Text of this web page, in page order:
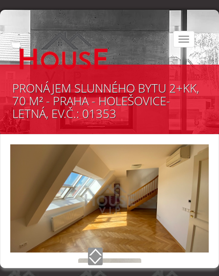
Toggle
navigation
PRONÁJEM SLUNNÉHO BYTU 2+KK,
70 M² - PRAHA - HOLEŠOVICE-
LETNÁ, EV.Č.: 01353